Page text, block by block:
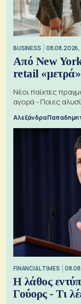
BUSINESS
Από New
retail «μετρά»
Νέοι παίκτες
αγορά - Ποιες
Αλεξάνδρα
FINANCIAL TIMES
Η λάθος
Γούορς - Τι